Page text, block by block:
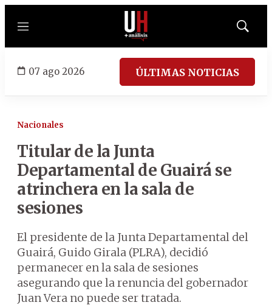
Menú
Mostrar
07 ago 2026 ÚLTIMAS NOTICIAS
Nacionales
Titular de la Junta
Departamental de Guairá se
atrinchera en la sala de
sesiones
El presidente de la Junta Departamental del
Guairá, Guido Girala (PLRA), decidió
permanecer en la sala de sesiones
asegurando que la renuncia del gobernador
Juan Vera no puede ser tratada.